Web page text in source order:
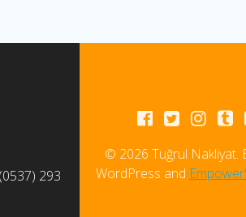
293
© 2026 Tuğrul Nakliyat.
WordPress and